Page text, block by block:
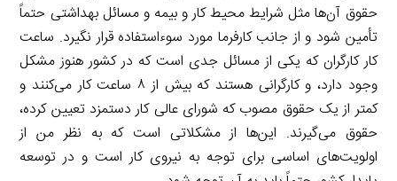
حقوق آن‌ها مثل شرایط محیط کار و بیمه و مسائل بهداشتی حتماً
تأمین شود و از جانب کارفرما مورد سوءاستفاده قرار نگیرد. ساعت
کار کارگران که یکی از مسائل جدی است که در کشور هنوز مشکل
وجود دارد، و کارگرانی هستند که بیش از ۸ ساعت کار می‌کنند و
کمتر از یک حقوق مصوب که شورای عالی کار دستمزد تعیین کرده،
حقوق می‌گیرند. این‌ها از مشکلاتی است که به نظر من از
اولویت‌های اساسی برای توجه به نیروی کار است و در توسعه